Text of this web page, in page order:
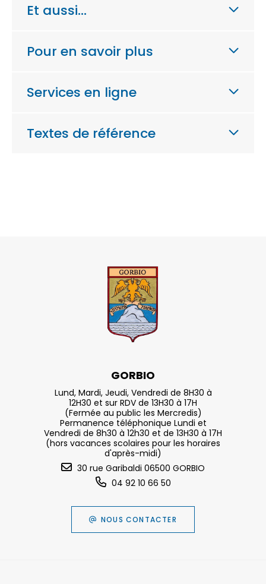
Et aussi…
Pour en savoir plus
Services en ligne
Textes de référence
GORBIO
Lund, Mardi, Jeudi, Vendredi de 8H30 à
12H30 et sur RDV de 13H30 à 17H
(Fermée au public les Mercredis)
Permanence téléphonique Lundi et
Vendredi de 8h30 à 12h30 et de 13H30 à 17H
(hors vacances scolaires pour les horaires
d'après-midi)
30 rue Garibaldi 06500 GORBIO
04 92 10 66 50
NOUS CONTACTER